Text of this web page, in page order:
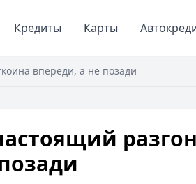
Кредиты Карты
впереди, а не позади